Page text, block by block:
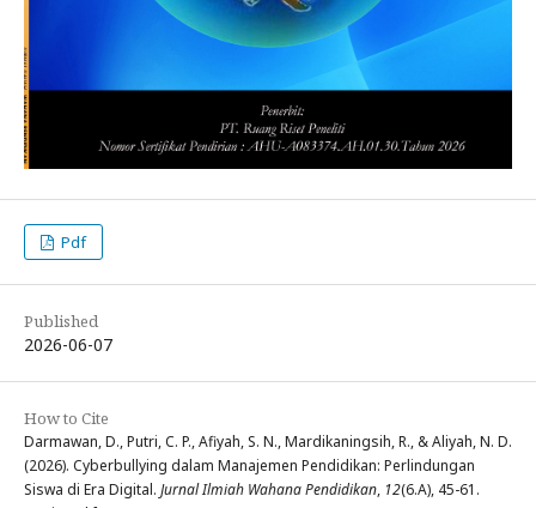
Pdf
Published
2026-06-07
How to Cite
Darmawan, D., Putri, C. P., Afiyah, S. N., Mardikaningsih, R., & Aliyah, N. D.
(2026). Cyberbullying dalam Manajemen Pendidikan: Perlindungan
Siswa di Era Digital. Jurnal Ilmiah Wahana Pendidikan, 12(6.A), 45-61.